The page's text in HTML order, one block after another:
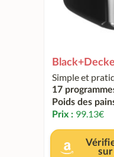
Simple et
17
Poids des
Prix : 99.13€